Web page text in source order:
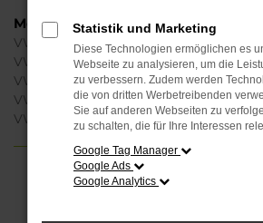
Modelle
VW Passat Variant Tageszulassung
VW Polo Tageszulassung Detmold
VW T-Cross Tageszulassung Detmold
VW ID.4 Tageszulassung Detmold
VW ID.7 Tageszulassung Detmold
FEHLER: NETWORK
Statistik und Marketing
Diese Technologien ermöglichen es
Webseite zu analysieren, um die
zu verbessern. Zudem werden
die von dritten Werbetreibenden
Sie auf anderen Webseiten zu
zu schalten, die für Ihre Interessen
Google Tag Manager
Google Ads
Google Analytics